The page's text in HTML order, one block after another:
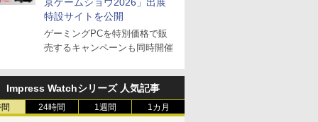
特設サイトを公開
ゲーミングPCを特別価格で販
売するキャンペーンも同時開催
Impress Watchシリーズ 人気記事
24時間 1週間 1カ月